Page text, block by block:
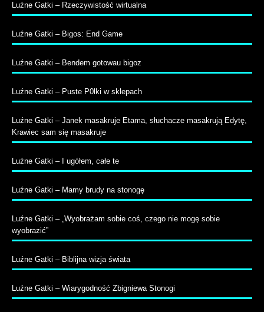
Luźne Gatki – Rzeczywistość wirtualna
Luźne Gatki – Bigos: End Game
Luźne Gatki – Bendem gotowau bigoz
Luźne Gatki – Puste P0lki w sklepach
Luźne Gatki – Janek masakruje Etama, słuchacze masakrują Edytę,
Krawiec sam się masakruje
Luźne Gatki – I ugółem, całe te
Luźne Gatki – Mamy brudy na stonogę
Luźne Gatki – „Wyobrażam sobie coś, czego nie mogę sobie
wyobrazić”
Luźne Gatki – Biblijna wizja świata
Luźne Gatki – Wiarygodność Zbigniewa Stonogi